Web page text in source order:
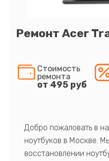
Ремонт Acer
Стоимость
ремонта
от 495 руб
Добро пожаловать в
ноутбуков в Москве.
восстановлении